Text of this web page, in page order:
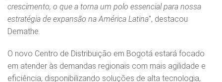
crescimento, o que a torna um polo essencial para nossa
estratégia de expansão na América Latina", destacou
Demathe.
O novo Centro de Distribuição em Bogotá estará focado
em atender às demandas regionais com mais agilidade e
eficiência, disponibilizando soluções de alta tecnologia,